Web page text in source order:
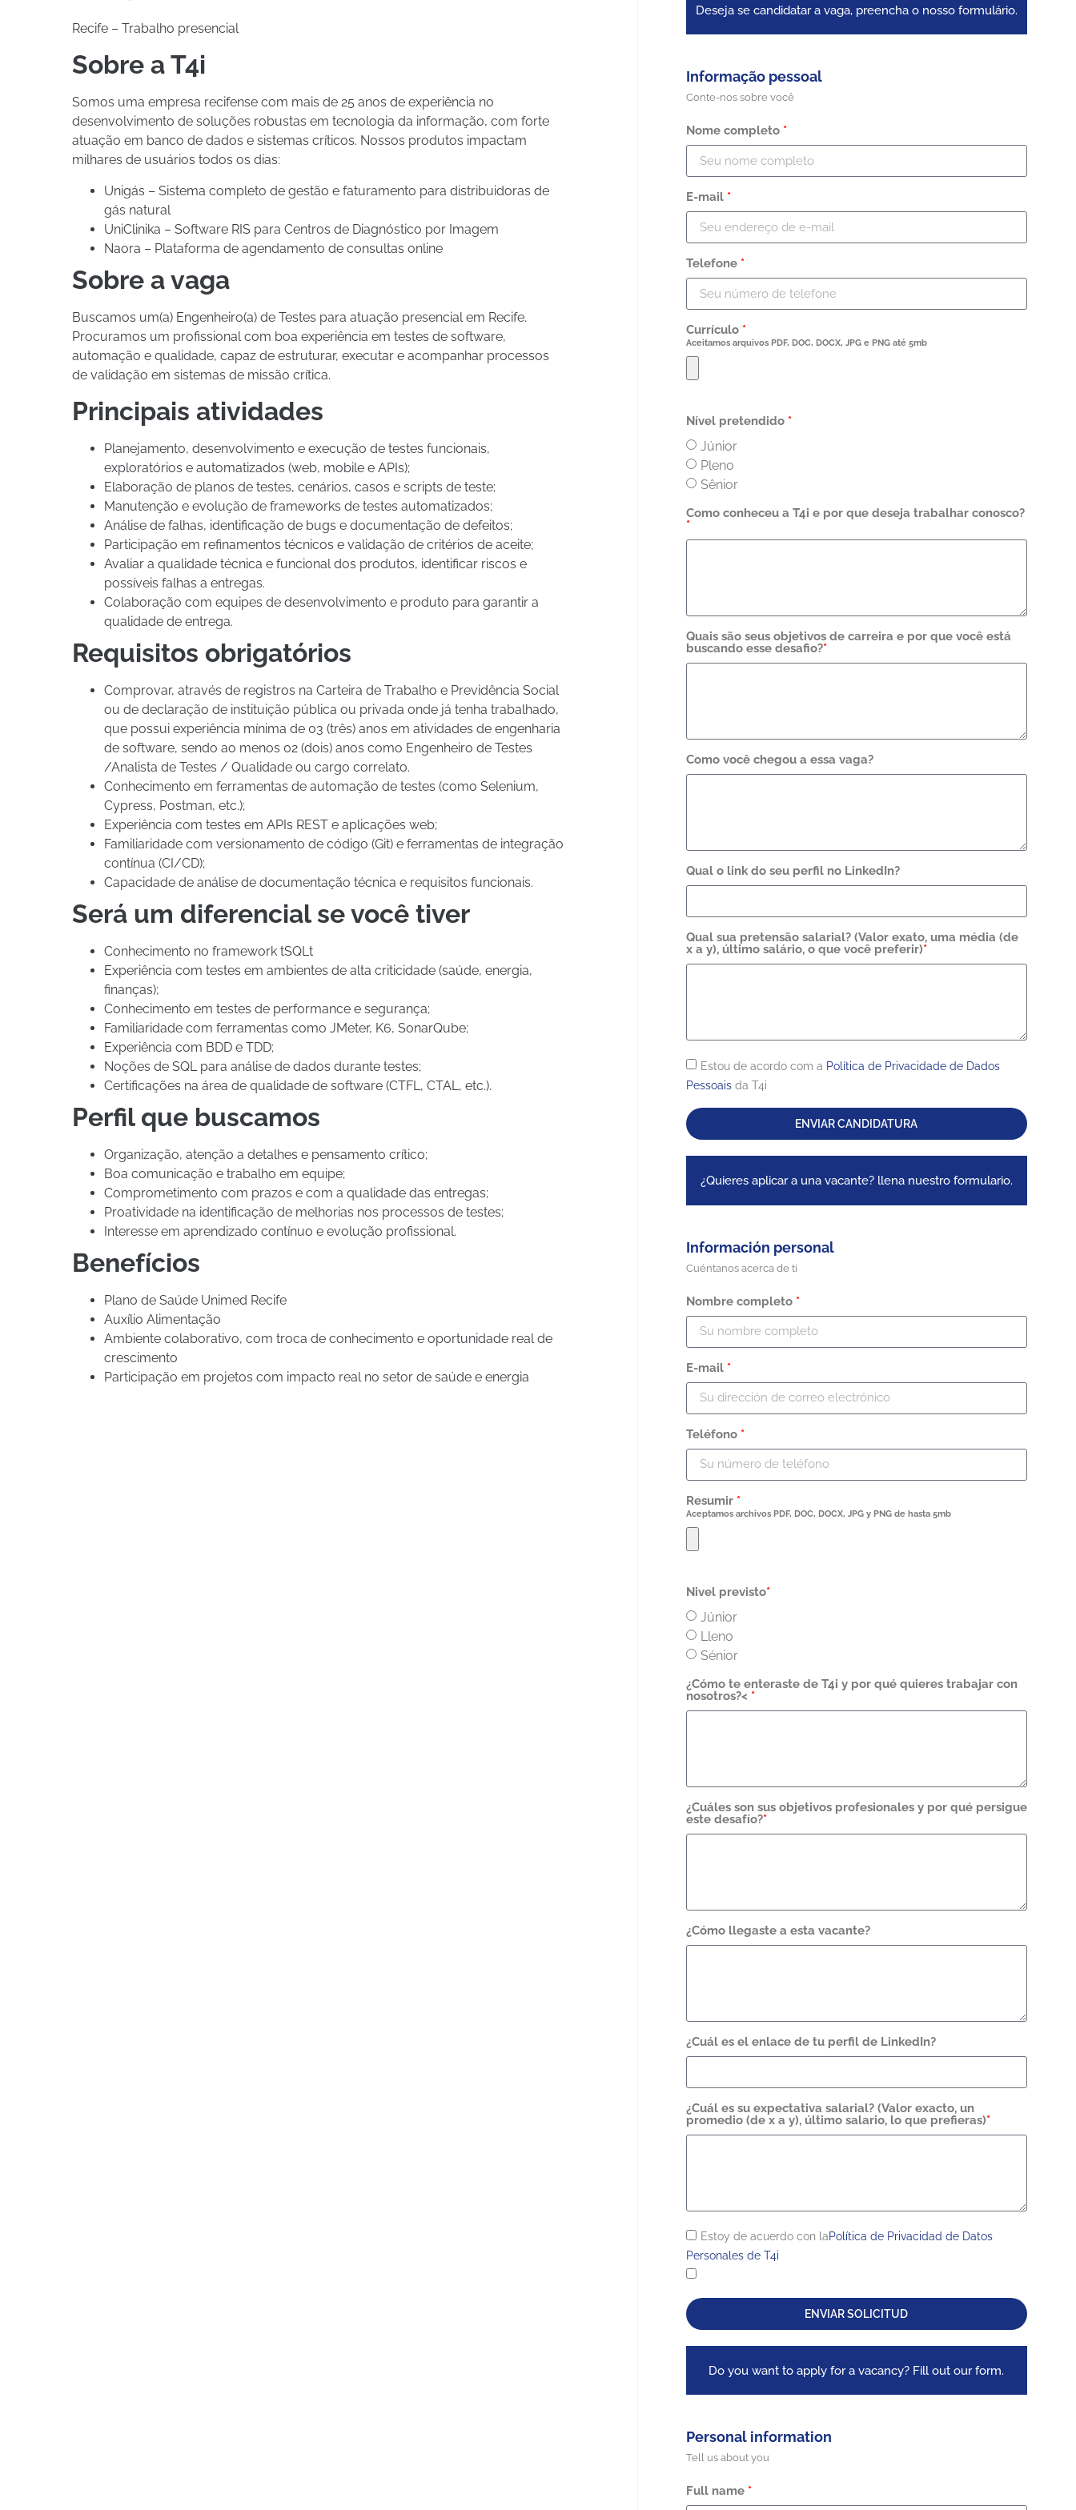
Recife – Trabalho presencial
Sobre a T4i
Somos uma empresa recifense com mais de 25 anos de experiência no
desenvolvimento de soluções robustas em tecnologia da informação, com forte
atuação em banco de dados e sistemas críticos. Nossos produtos impactam
milhares de usuários todos os dias:
Unigás – Sistema completo de gestão e faturamento para distribuidoras de
gás natural
UniClinika – Software RIS para Centros de Diagnóstico por Imagem
Naora – Plataforma de agendamento de consultas online
Sobre a vaga
Buscamos um(a) Engenheiro(a) de Testes para atuação presencial em Recife.
Procuramos um profissional com boa experiência em testes de software,
automação e qualidade, capaz de estruturar, executar e acompanhar processos
de validação em sistemas de missão crítica.
Principais atividades
Planejamento, desenvolvimento e execução de testes funcionais,
exploratórios e automatizados (web, mobile e APIs);
Elaboração de planos de testes, cenários, casos e scripts de teste;
Manutenção e evolução de frameworks de testes automatizados;
Análise de falhas, identificação de bugs e documentação de defeitos;
Participação em refinamentos técnicos e validação de critérios de aceite;
Avaliar a qualidade técnica e funcional dos produtos, identificar riscos e
possíveis falhas a entregas.
Colaboração com equipes de desenvolvimento e produto para garantir a
qualidade de entrega.
Requisitos obrigatórios
Comprovar, através de registros na Carteira de Trabalho e Previdência Social
ou de declaração de instituição pública ou privada onde já tenha trabalhado,
que possui experiência mínima de 03 (três) anos em atividades de engenharia
de software, sendo ao menos 02 (dois) anos como Engenheiro de Testes
/Analista de Testes / Qualidade ou cargo correlato.
Conhecimento em ferramentas de automação de testes (como Selenium,
Cypress, Postman, etc.);
Experiência com testes em APIs REST e aplicações web;
Familiaridade com versionamento de código (Git) e ferramentas de integração
contínua (CI/CD);
Capacidade de análise de documentação técnica e requisitos funcionais.
Será um diferencial se você tiver
Conhecimento no framework tSQLt
Experiência com testes em ambientes de alta criticidade (saúde, energia,
finanças);
Conhecimento em testes de performance e segurança;
Familiaridade com ferramentas como JMeter, K6, SonarQube;
Experiência com BDD e TDD;
Noções de SQL para análise de dados durante testes;
Certificações na área de qualidade de software (CTFL, CTAL, etc.).
Perfil que buscamos
Organização, atenção a detalhes e pensamento crítico;
Boa comunicação e trabalho em equipe;
Comprometimento com prazos e com a qualidade das entregas;
Proatividade na identificação de melhorias nos processos de testes;
Interesse em aprendizado contínuo e evolução profissional.
Benefícios
Plano de Saúde Unimed Recife
Auxílio Alimentação
Ambiente colaborativo, com troca de conhecimento e oportunidade real de
crescimento
Participação em projetos com impacto real no setor de saúde e energia
Deseja se candidatar a vaga, preencha o nosso formulário.
Informação pessoal
Conte-nos sobre você
Nome completo *
E-mail *
Telefone *
Currículo *
Aceitamos arquivos PDF, DOC, DOCX, JPG e PNG até 5mb
Nível pretendido *
Júnior
Pleno
Sênior
Como conheceu a T4i e por que deseja trabalhar conosco?
*
Quais são seus objetivos de carreira e por que você está
buscando esse desafio?*
Como você chegou a essa vaga?
Qual o link do seu perfil no LinkedIn?
Qual sua pretensão salarial? (Valor exato, uma média (de
x a y), último salário, o que você preferir)*
Estou de acordo com a Política de Privacidade de Dados
Pessoais da T4i
ENVIAR CANDIDATURA
¿Quieres aplicar a una vacante? llena nuestro formulario.
Información personal
Cuéntanos acerca de ti
Nombre completo *
E-mail *
Teléfono *
Resumir *
Aceptamos archivos PDF, DOC, DOCX, JPG y PNG de hasta 5mb
Nivel previsto*
Júnior
Lleno
Sénior
¿Cómo te enteraste de T4i y por qué quieres trabajar con
nosotros?< *
¿Cuáles son sus objetivos profesionales y por qué persigue
este desafío?*
¿Cómo llegaste a esta vacante?
¿Cuál es el enlace de tu perfil de LinkedIn?
¿Cuál es su expectativa salarial? (Valor exacto, un
promedio (de x a y), último salario, lo que prefieras)*
Estoy de acuerdo con laPolítica de Privacidad de Datos
Personales de T4i
ENVIAR SOLICITUD
Do you want to apply for a vacancy? Fill out our form.
Personal information
Tell us about you
Full name *